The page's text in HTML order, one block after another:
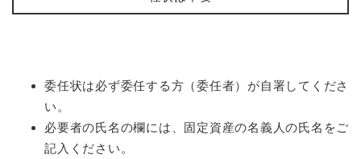
委任状は必ず委任する方（委任者）が自署してくださ
い。
必要者の氏名の欄には、固定資産の名義人の氏名をご
記入ください。